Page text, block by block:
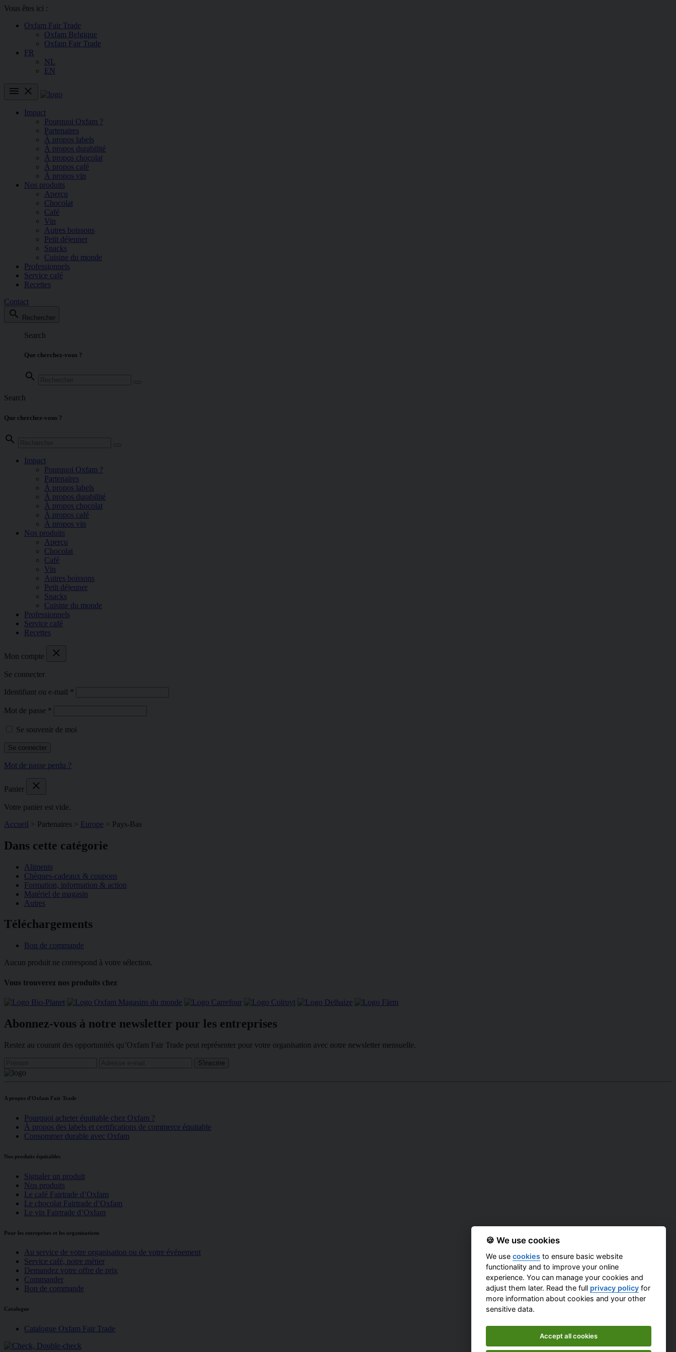
Vous êtes ici :
Oxfam Fair Trade
Oxfam Belgique
Oxfam Fair Trade
FR
NL
EN
menu close
Impact
Pourquoi Oxfam ?
Partenaires
À propos labels
À propos durabilité
À propos chocolat
À propos café
À propos vin
Nos produits
Aperçu
Chocolat
Café
Vin
Autres boissons
Petit déjeuner
Snacks
Cuisine du monde
Professionnels
Service café
Recettes
Contact
search Rechercher
Search
Que cherchez-vous ?
search
Search
Que cherchez-vous ?
search
Impact
Pourquoi Oxfam ?
Partenaires
À propos labels
À propos durabilité
À propos chocolat
À propos café
À propos vin
Nos produits
Aperçu
Chocolat
Café
Vin
Autres boissons
Petit déjeuner
Snacks
Cuisine du monde
Professionnels
Service café
Recettes
Mon compte close
Se connecter
Identifiant ou e-mail *
Mot de passe *
Se souvenir de moi
Se connecter
Mot de passe perdu ?
Panier close
Votre panier est vide.
Accueil > Partenaires > Europe > Pays-Bas
Dans cette catégorie
Aliments
Chèques-cadeaux & coupons
Formation, information & action
Matériel de magasin
Autres
Téléchargements
Bon de commande
Aucun produit ne correspond à votre sélection.
Vous trouverez nos produits chez
Abonnez-vous à notre newsletter pour les entreprises
Restez au courant des opportunités qu’Oxfam Fair Trade peut représenter pour votre organisation avec notre newsletter mensuelle.
A propos d'Oxfam Fair Trade
Pourquoi acheter équitable chez Oxfam ?
À propos des labels et certifications de commerce équitable
Consommer durable avec Oxfam
Nos produits équitables
Signaler un produit
Nos produits
Le café Fairtrade d’Oxfam
Le chocolat Fairtrade d’Oxfam
Le vin Fairtrade d’Oxfam
Pour les entreprises et les organisations
Au service de votre organisation ou de votre événement
Service café, notre métier
Demandez votre offre de prix
Commander
Bon de commande
Catalogue
Catalogue Oxfam Fair Trade
🍪 We use cookies
We use cookiesto ensure basic website
functionality and to improve your online
experience. You can manage your cookies and
adjust them later. Read the full privacy policyfor
more information about cookies and your other
sensitive data.
Accept all cookies